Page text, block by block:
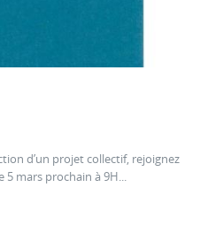
d’un projet collectif, rejoignez
mars prochain à 9H...